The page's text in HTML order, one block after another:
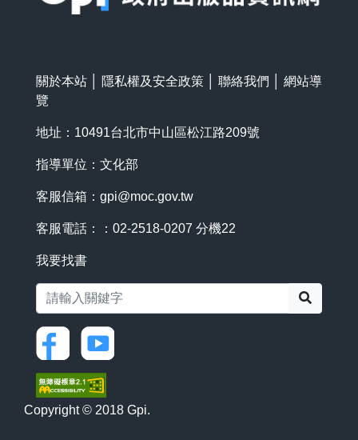
關於本站 隱私權及安全政策 聯絡我們
網站導
覽
地址：10491台北市中山區松江路209號
指導單位：文化部
客服信箱： gpi@moc.gov.tw
客服電話：：02-2518-0207 分機22
我要找書
Copyright © 2018 Gpi.